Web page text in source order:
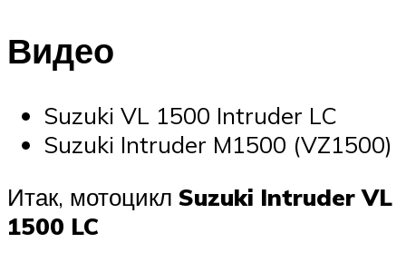
Видео
Suzuki VL 1500 Intruder LC
Suzuki Intruder M1500 (VZ1500)
Итак, мотоцикл Suzuki Intruder VL
1500 LC